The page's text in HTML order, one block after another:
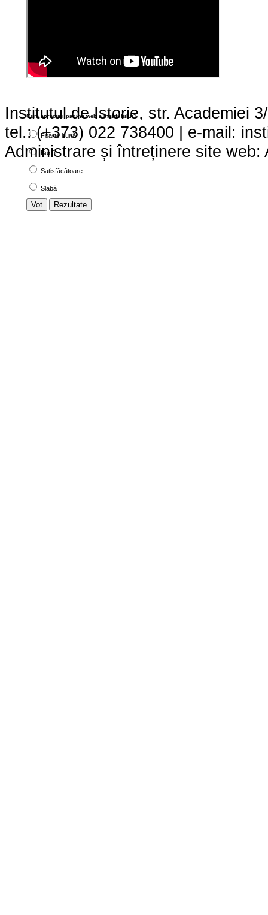
Cum apreciaţi pagina web a institutului?
Foarte bună
Bună
Satisfăcătoare
Slabă
Institutul de Istorie, str. Academiei
tel.: (+373) 022 738400 | e-mail:
Administrare și întreținere site web: